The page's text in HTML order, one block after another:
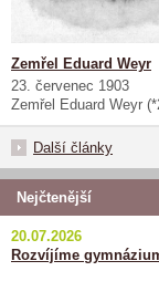
Zemřel Eduard Weyr
23. červenec 1903
Zemřel Eduard Weyr
Další články
Nejčtenější
20.07.2026
Rozvíjíme